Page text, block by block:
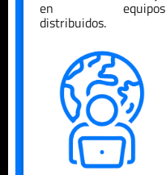
en equipos
distribuidos.